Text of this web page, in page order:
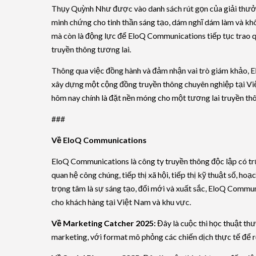
Thụy Quỳnh Như được vào danh sách rút gọn của giải
minh chứng cho tinh thần sáng tạo, dám nghĩ dám làm và
mà còn là động lực để EloQ Communications tiếp tục trao
truyền thông tương lai.
Thông qua việc đồng hành và đảm nhận vai trò giám
xây dựng một cộng đồng truyền thông chuyên nghiệp tại
hôm nay chính là đặt nền móng cho một tương lai truyền
###
Về EloQ Communications
EloQ Communications là công ty truyền thông độc lập có
quan hệ công chúng, tiếp thị xã hội, tiếp thị kỹ thuật số,
trọng tâm là sự sáng tạo, đổi mới và xuất sắc, EloQ
cho khách hàng tại Việt Nam và khu vực.
Về Marketing Catcher 2025:Đây là cuộc thi học thuật
marketing, với format mô phỏng các chiến dịch thực tế để